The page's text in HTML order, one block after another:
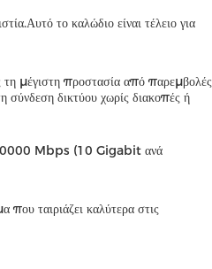
το καλώδιο είναι τέλειο για
μέγιστη προστασία από παρεμβολές
σύνδεση δικτύου χωρίς διακοπές ή
10000 Mbps (10 Gigabit ανά
που ταιριάζει καλύτερα στις